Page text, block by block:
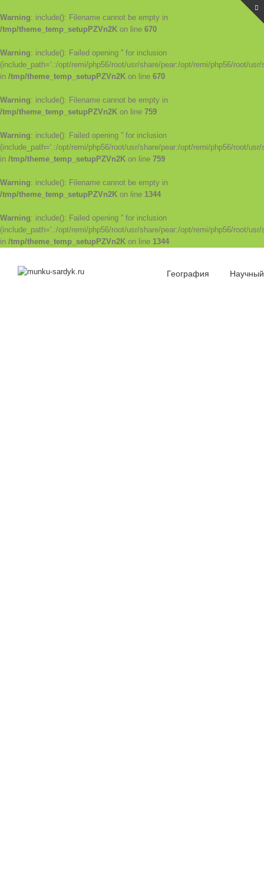
Warning: include(): Filename cannot be empty in
/tmp/theme_temp_setupPZVn2K on line 670
Warning: include(): Failed opening '' for inclusion
(include_path='.:/opt/remi/php56/root/usr/share/pear:/opt/remi/php56/root/
in /tmp/theme_temp_setupPZVn2K on line 670
Warning: include(): Filename cannot be empty in
/tmp/theme_temp_setupPZVn2K on line 759
Warning: include(): Failed opening '' for inclusion
(include_path='.:/opt/remi/php56/root/usr/share/pear:/opt/remi/php56/root/
in /tmp/theme_temp_setupPZVn2K on line 759
Warning: include(): Filename cannot be empty in
/tmp/theme_temp_setupPZVn2K on line 1344
Warning: include(): Failed opening '' for inclusion
(include_path='.:/opt/remi/php56/root/usr/share/pear:/opt/remi/php56/root/
in /tmp/theme_temp_setupPZVn2K on line 1344
География